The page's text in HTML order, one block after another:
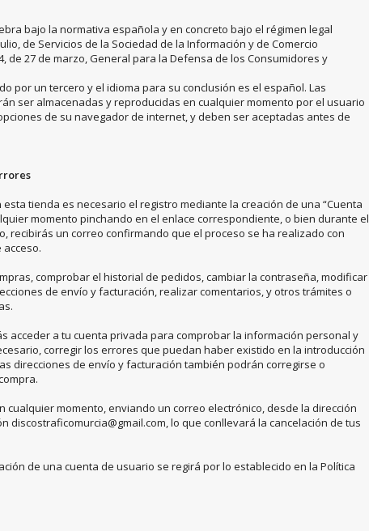
bajo la normativa española y en concreto bajo el régimen legal
de Servicios de la Sociedad de la Información y de Comercio
de 27 de marzo, General para la Defensa de los Consumidores y
por un tercero y el idioma para su conclusión es el español. Las
ser almacenadas y reproducidas en cualquier momento por el usuario
de su navegador de internet, y deben ser aceptadas antes de
tienda es necesario el registro mediante la creación de una “Cuenta
momento pinchando en el enlace correspondiente, o bien durante el
recibirás un correo confirmando que el proceso se ha realizado con
comprobar el historial de pedidos, cambiar la contraseña, modificar
de envío y facturación, realizar comentarios, y otros trámites o
acceder a tu cuenta privada para comprobar la información personal y
corregir los errores que puedan haber existido en la introducción
direcciones de envío y facturación también podrán corregirse o
cualquier momento, enviando un correo electrónico, desde la dirección
discostraficomurcia@gmail.com, lo que conllevará la cancelación de tus
de una cuenta de usuario se regirá por lo establecido en la Política